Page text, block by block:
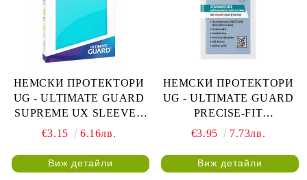
НЕМСКИ ПРОТЕКТОРИ
UG - ULTIMATE GUARD
SUPREME UX SLEEVES
66x91 (63.5x88 LCG) - 80
€3.15 6.16лв.
Виж детайли
НЕМСКИ ПРОТЕКТОРИ
UG - ULTIMATE GUARD
PRECISE-FIT
RESEALABLE SLEEVES
БР. ПРОЗРАЧНИ
€3.95 7.73лв.
Виж детайли